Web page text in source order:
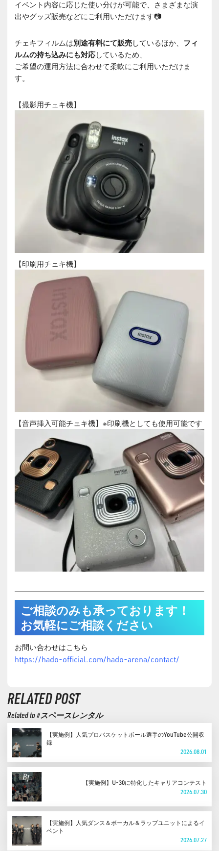
イベント内容に応じた使い分けが可能で、さまざまな演
出やグッズ販売などにご利用いただけます📷
チェキフィルムは別途有料にて販売しているほか、 フィ
ルムの持ち込みにも対応しているため、
ご希望の運用方法に合わせて柔軟にご利用いただけま
す。
【撮影用チェキ機】
【印刷用チェキ機】
【音声挿入可能チェキ機】※印刷機としても使用可能です
ご相談のみも承っております！
お気軽にご相談ください
お問い合わせはこちら
https://hado-official.com/hado-arena/contact/
RELATED POST
Related to #スペースレンタル
【実施例】人気プロバスケットボール選手のYouTube公開収
録
2026.08.01
【実施例】U-30に特化したキャリアコンテスト
2026.07.30
【実施例】人気ダンス＆ボーカル＆ラップユニットによるイ
ベント
2026.07.27